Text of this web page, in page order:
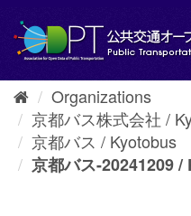
content
Organizations
京都バス株式会社 /
京都バス / Kyotobus
京都バス-20241209